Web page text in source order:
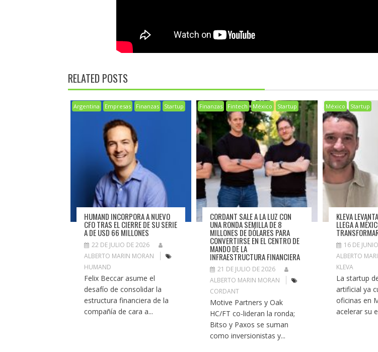
RELATED POSTS
Argentina Empresas Finanzas Startup
HUMAND INCORPORA A NUEVO
CFO TRAS EL CIERRE DE SU SERIE
A DE USD 66 MILLONES
22 DE JULIO DE 2026
ALBERTO MARIN MORAN
HUMAND
Felix Beccar asume el
desafío de consolidar la
estructura financiera de la
compañía de cara a...
Finanzas Fintech México Startup
CORDANT SALE A LA LUZ CON
UNA RONDA SEMILLA DE 8
MILLONES DE DÓLARES PARA
CONVERTIRSE EN EL CENTRO DE
MANDO DE LA
INFRAESTRUCTURA FINANCIERA
21 DE JULIO DE 2026
ALBERTO MARIN MORAN
CORDANT
Motive Partners y Oak
HC/FT co-lideran la ronda;
Bitso y Paxos se suman
como inversionistas y...
México Startup
KLEVA
LLEGA A
16 DE
ALBERTO
KLEVA
La startup
artificial ya
oficinas en
acelerar su